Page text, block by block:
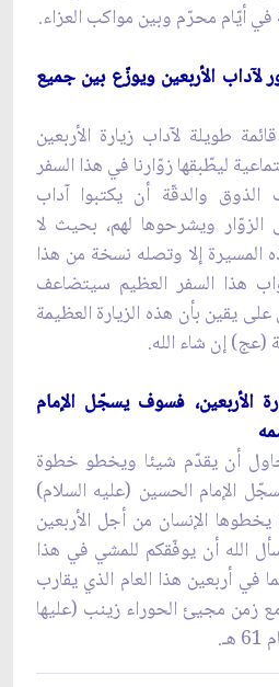
في أيّام محرّم وبين مواكب العزاء.
الأربعين ويوزّع بين جميع
طويلة لآداب زيارة الأربعين
ليطّبقها زوّارنا في هذا السفر
والدقّة أن يكتبوا آداب
الزوّار ويشرحوها لهم، بحيث لا
المسيرة إلا وتصله نسخة من هذا
هذا السفر العظيم سيتضاعف
يقين بأن هذه الزيارة العظيمة
(عج) إن شاء الله.
فسوف يسجّل الإمام
أن يقدّم شيئا ويخطو خطوة
الإمام الحسين (عليه السلام)
الإنسان من أجل الأربعين
الله أن يوفّقكم للمشي في هذا
في أربعين هذا العام الذي يقارب
زمن مجيئ الحوراء زينب (عليها